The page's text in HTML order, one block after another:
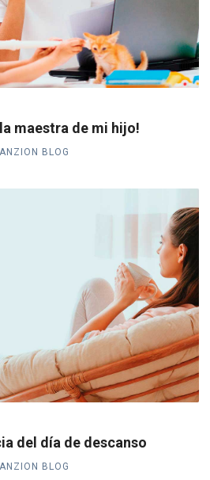
la maestra de mi hijo!
BLOG
del día de descanso
BLOG